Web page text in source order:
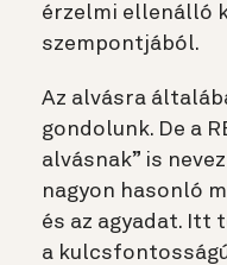
érzelmi ellenálló
szempontjából.
Az alvásra
gondolunk. De a
alvásnak” is
nagyon hasonló
és az agyadat. Itt
a